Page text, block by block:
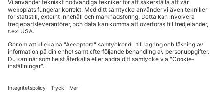
Meddela återkallandeVANLIGA FRÅGORAvtryck
Integritetsmeddelande
Integritetsmeddelande HUGO BOSS EXPERIENCE